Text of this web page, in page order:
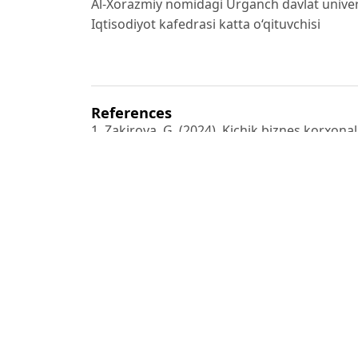
Al-Xorazmiy nomidagi Urganch davlat
Iqtisodiyot kafedrasi katta o‘qituvchisi
References
1. Zakirova, G. (2024). Kichik biznes